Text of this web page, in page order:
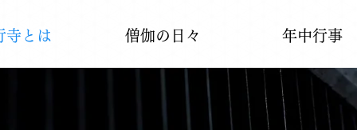
寺とは 僧伽の日々 年中行事